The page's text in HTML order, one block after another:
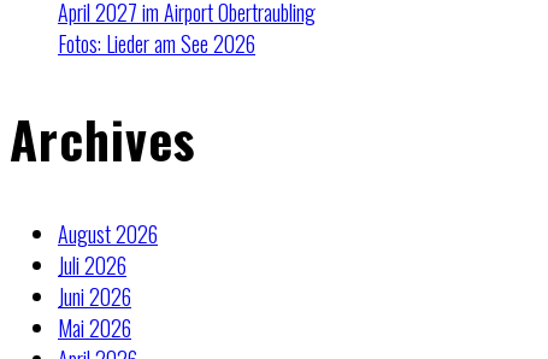
April 2027 im Airport Obertraubling
Fotos: Lieder am See 2026
Archives
August 2026
Juli 2026
Juni 2026
Mai 2026